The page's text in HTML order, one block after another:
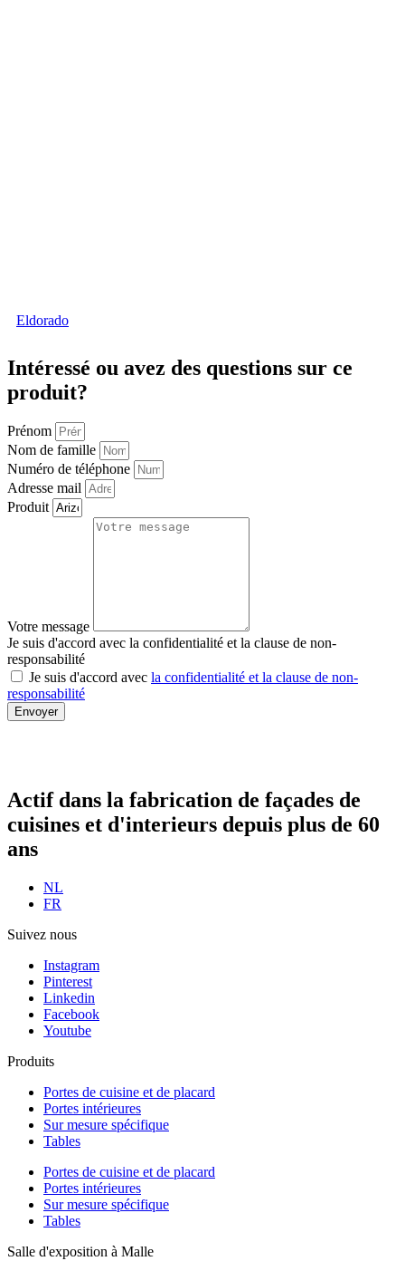
Eldorado
Intéressé ou avez des questions sur ce
produit?
Prénom
Nom de famille
Numéro de téléphone
Adresse mail
Produit
Votre message
Je suis d'accord avec la confidentialité et la clause de non-
responsabilité
Je suis d'accord avec la confidentialité et la clause de non-
responsabilité
Envoyer
Actif dans la fabrication de façades de
cuisines et d'interieurs depuis plus de 60
ans
NL
FR
Suivez nous
Instagram
Pinterest
Linkedin
Facebook
Youtube
Produits
Portes de cuisine et de placard
Portes intérieures
Sur mesure spécifique
Tables
Portes de cuisine et de placard
Portes intérieures
Sur mesure spécifique
Tables
Salle d'exposition à Malle